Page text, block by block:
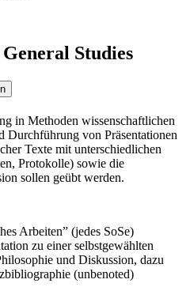
Studies
in Methoden wissenschaftlichen
Durchführung von Präsentationen
Texte mit unterschiedlichen
Protokolle) sowie die
sollen geübt werden.
Arbeiten” (jedes SoSe)
zu einer selbstgewählten
und Diskussion, dazu
(unbenoted)